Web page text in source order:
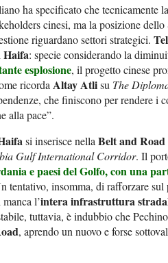
ha specificato che tecnicamente la
cinesi, ma la posizione
riguardano settori strategici.
Haifa: specie considerando la
esplosione, il progetto cinese
ricorda Altay Atlisu The
che finiscono per rendere i
alla pace”.
si inserisce nella Belt and
Gulf International Corridor. Il
e paesi del Golfo, con una
tentativo, insomma, di rafforzare sul
l’intera infrastruttura
tuttavia, è indubbio che
, aprendo un nuovo e forse